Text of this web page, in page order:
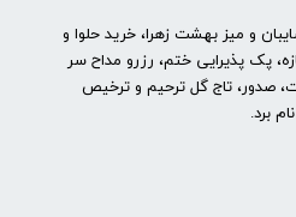
و میز بهشت زهرا، خرید حلوا و
پک پذیرایی ختم، رزرو مداح سر
صدور، تاج گل ترحیم و ترخیص
برد.